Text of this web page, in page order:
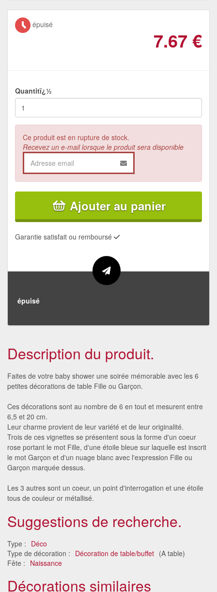
épuisé
7.67 €
Quantitï¿½
Ce produit est en rupture de stock.
Recevez un e-mail lorsque le produit sera disponible
Ajouter au panier
Garantie satisfait ou remboursé
épuisé
Description du produit.
Faites de votre baby shower une soirée mémorable avec les 6
petites décorations de table Fille ou Garçon.
Ces décorations sont au nombre de 6 en tout et mesurent entre
6,5 et 20 cm.
Leur charme provient de leur variété et de leur originalité.
Trois de ces vignettes se présentent sous la forme d'un coeur
rose portant le mot Fille, d'une étoile bleue sur laquelle est inscrit
le mot Garçon et d'un nuage blanc avec l'expression Fille ou
Garçon marquée dessus.
Les 3 autres sont un coeur, un point d'interrogation et une étoile
tous de couleur or métallisé.
Suggestions de recherche.
Type : Déco
Type de décoration : Décoration de table/buffet (A table)
Fête : Naissance
Décorations similaires